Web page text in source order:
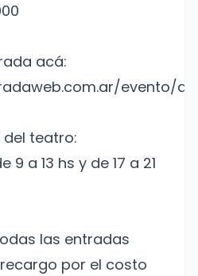
acá:
evento/
del teatro:
9 a 13 hs y de 17 a 21
las entradas
recargo por el costo